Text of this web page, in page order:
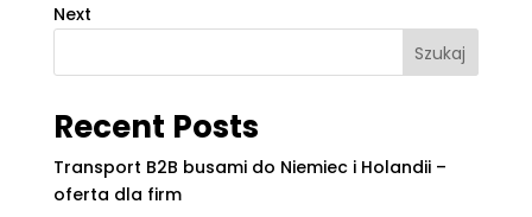
Next
Szukaj
Recent Posts
Transport B2B busami do Niemiec i Holandii –
oferta dla firm